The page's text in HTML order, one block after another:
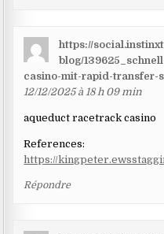
https://
blog/
casino-mit-rapid-transfer-
12/12/2025 à 18 h 09 min
aqueduct racetrack casino
References:
https://
Répondre